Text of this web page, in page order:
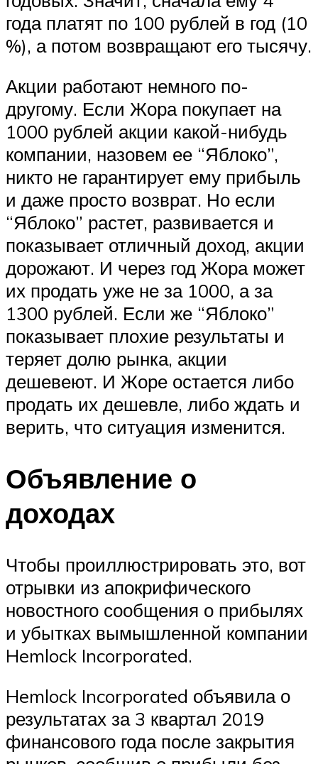
года платят по 100 рублей в год (10
%), а потом возвращают его тысячу.
Акции работают немного по-
другому. Если Жора покупает на
1000 рублей акции какой-нибудь
компании, назовем ее “Яблоко”,
никто не гарантирует ему прибыль
и даже просто возврат. Но если
“Яблоко” растет, развивается и
показывает отличный доход, акции
дорожают. И через год Жора может
их продать уже не за 1000, а за
1300 рублей. Если же “Яблоко”
показывает плохие результаты и
теряет долю рынка, акции
дешевеют. И Жоре остается либо
продать их дешевле, либо ждать и
верить, что ситуация изменится.
Объявление о
доходах
Чтобы проиллюстрировать это, вот
отрывки из апокрифического
новостного сообщения о прибылях
и убытках вымышленной компании
Hemlock Incorporated.
Hemlock Incorporated объявила о
результатах за 3 квартал 2019
финансового года после закрытия